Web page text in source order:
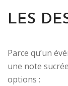
LES
Parce qu’un
une note
options :